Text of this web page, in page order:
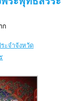
ก
ะจำจังหวัด